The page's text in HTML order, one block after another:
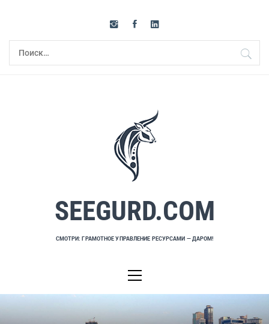
содержимому
Найти:
SEEGURD.COM
СМОТРИ: ГРАМОТНОЕ УПРАВЛЕНИЕ РЕСУРСАМИ — ДАРОМ!
меню